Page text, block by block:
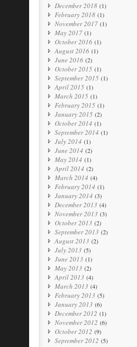
December 2018 (1)
February 2018 (1)
November 2017 (1)
May 2017 (1)
October 2016 (1)
August 2016 (1)
June 2016 (2)
October 2015 (1)
September 2015 (1)
April 2015 (1)
March 2015 (1)
February 2015 (1)
January 2015 (2)
October 2014 (1)
September 2014 (1)
July 2014 (1)
June 2014 (2)
May 2014 (1)
April 2014 (2)
March 2014 (4)
February 2014 (1)
January 2014 (3)
December 2013 (4)
November 2013 (3)
October 2013 (2)
September 2013 (2)
August 2013 (2)
July 2013 (5)
June 2013 (1)
May 2013 (2)
April 2013 (4)
March 2013 (4)
February 2013 (5)
January 2013 (6)
December 2012 (1)
November 2012 (6)
October 2012 (9)
September 2012 (5)